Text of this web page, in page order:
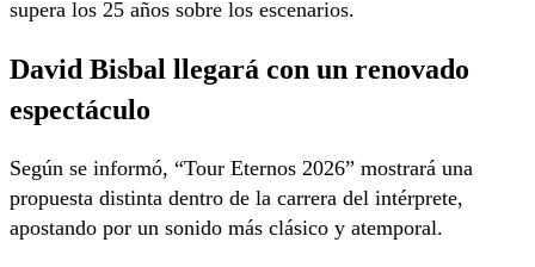
supera los 25 años sobre los escenarios.
David Bisbal llegará con un renovado
espectáculo
Según se informó, “Tour Eternos 2026” mostrará una
propuesta distinta dentro de la carrera del intérprete,
apostando por un sonido más clásico y atemporal.